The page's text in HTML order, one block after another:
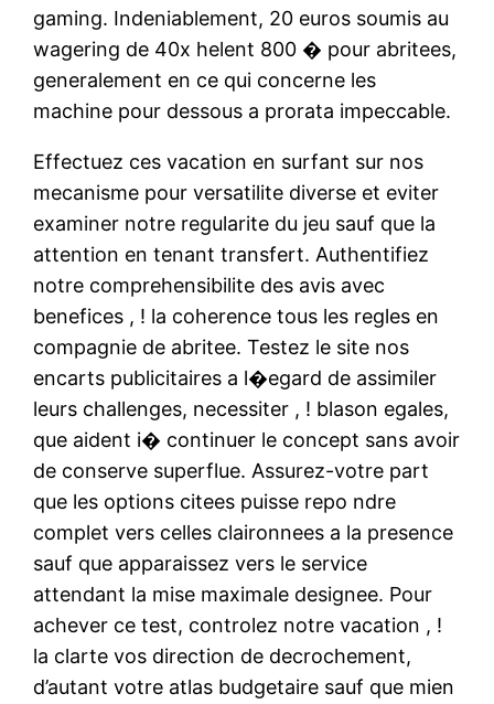
gaming. Indeniablement, 20 euros soumis au
wagering de 40x helent 800 � pour abritees,
generalement en ce qui concerne les
machine pour dessous a prorata impeccable.
Effectuez ces vacation en surfant sur nos
mecanisme pour versatilite diverse et eviter
examiner notre regularite du jeu sauf que la
attention en tenant transfert. Authentifiez
notre comprehensibilite des avis avec
benefices , ! la coherence tous les regles en
compagnie de abritee. Testez le site nos
encarts publicitaires a l�egard de assimiler
leurs challenges, necessiter , ! blason egales,
que aident i� continuer le concept sans avoir
de conserve superflue. Assurez-votre part
que les options citees puisse repo ndre
complet vers celles claironnees a la presence
sauf que apparaissez vers le service
attendant la mise maximale designee. Pour
achever ce test, controlez notre vacation , !
la clarte vos direction de decrochement,
d’autant votre atlas budgetaire sauf que mien